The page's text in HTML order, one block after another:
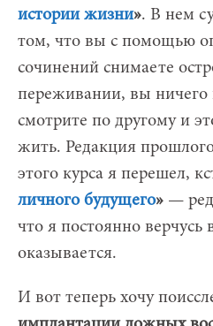
истории жизни». В нем
том, что вы с помощью
сочинений снимаете
переживании, вы ничего
смотрите по другому и
жить. Редакция
этого курса я перешел,
личного будущего» —
что я постоянно верчусь
оказывается.
И вот теперь хочу